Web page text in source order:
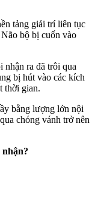
tảng giải trí liên tục
bộ bị cuốn vào
ra đã trôi qua
bị hút vào các kíc‌h
thời gian.
bằng lượng lớn nội
chóng vánh trở nên